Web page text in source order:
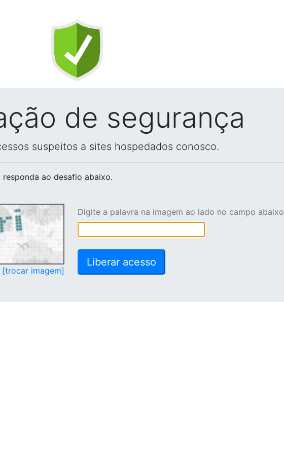
de segurança
suspeitos a sites hospedados conosco.
responda ao desafio abaixo.
[trocar imagem]
Digite a palavra na imagem ao lado no campo abaixo